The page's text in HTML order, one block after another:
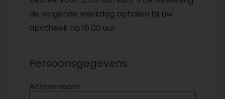
de volgende werkdag ophalen bij uw
apotheek na 15.00 uur.
Persoonsgegevens
Achternaam